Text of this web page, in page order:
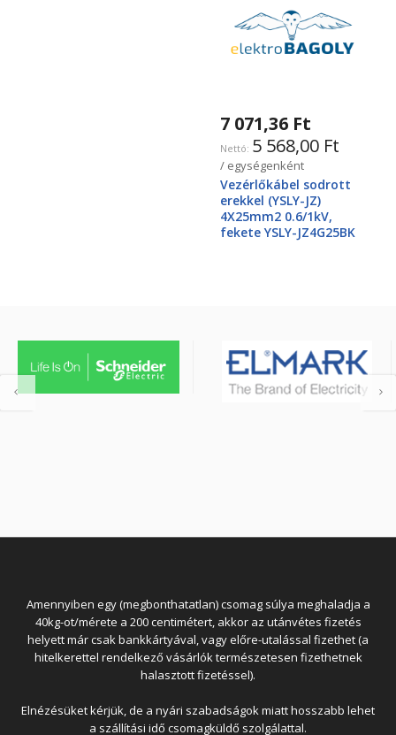
7 071,36 Ft
5 568,00 Ft
/ egységenként
Vezérlőkábel sodrott
erekkel (YSLY-JZ)
4X25mm2 0.6/1kV,
fekete YSLY-JZ4G25BK
Amennyiben egy (megbonthatatlan) csomag súlya meghaladja a
40kg-ot/mérete a 200 centimétert, akkor az utánvétes fizetés
helyett már csak bankkártyával, vagy előre-utalással fizethet (a
hitelkerettel rendelkező vásárlók természetesen fizethetnek
halasztott fizetéssel).
Elnézésüket kérjük, de a nyári szabadságok miatt hosszabb lehet
a szállítási idő csomagküldő szolgálattal.